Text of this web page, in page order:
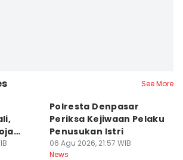
See More
Polresta Denpasar
Periksa Kejiwaan Pelaku
Penusukan Istri
06 Agu 2026, 21:57 WIB
News